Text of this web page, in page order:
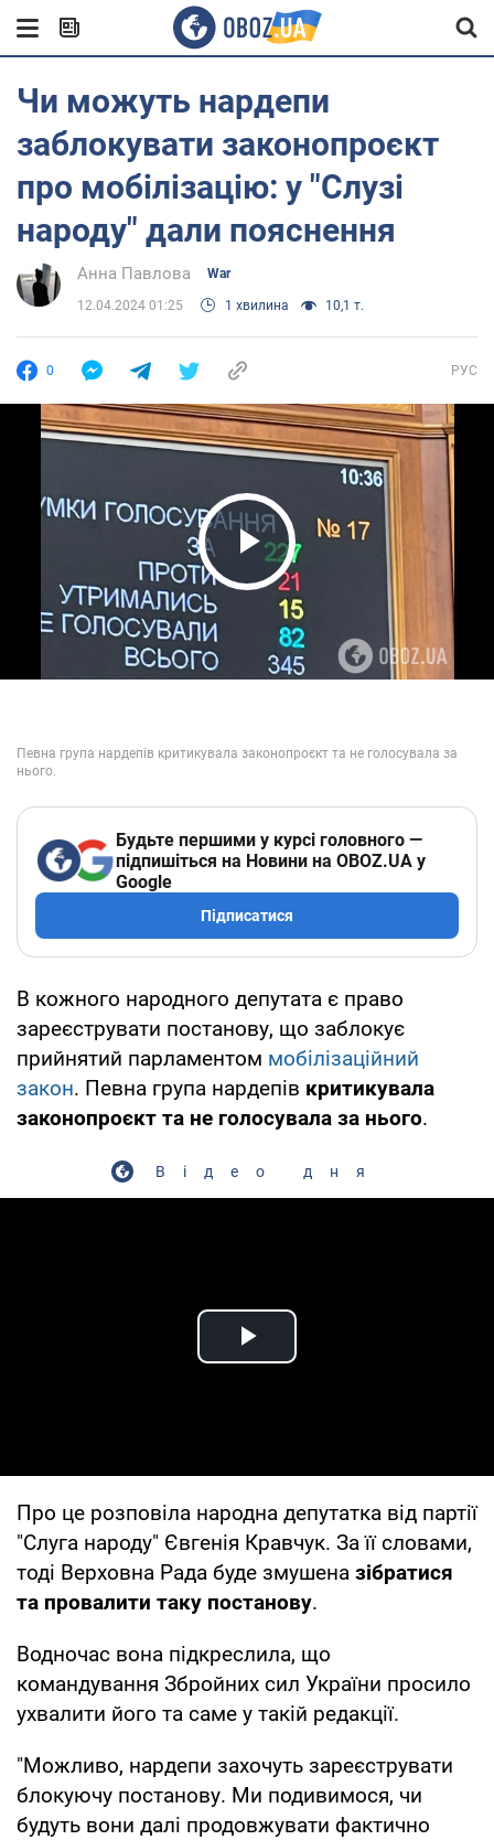
Чи можуть нардепи
заблокувати законопроєкт
про мобілізацію: у "Слузі
народу" дали пояснення
Анна Павлова War
12.04.2024 01:25 1 хвилина 10,1 т.
0 РУС
Play Video
Будьте першими у курсі головного —
підпишіться на Новини на OBOZ.UA у
Google
Підписатися
В кожного народного депутата є право
зареєструвати постанову, що заблокує
прийнятий парламентом мобілізаційний
закон. Певна група нардепів критикувала
законопроєкт та не голосувала за нього.
Відео дня
Play Video
Про це розповіла народна депутатка від партії
"Слуга народу" Євгенія Кравчук. За її словами,
тоді Верховна Рада буде змушена зібратися
та провалити таку постанову.
Водночас вона підкреслила, що
командування Збройних сил України просило
ухвалити його та саме у такій редакції.
"Можливо, нардепи захочуть зареєструвати
блокуючу постанову. Ми подивимося, чи
будуть вони далі продовжувати фактично